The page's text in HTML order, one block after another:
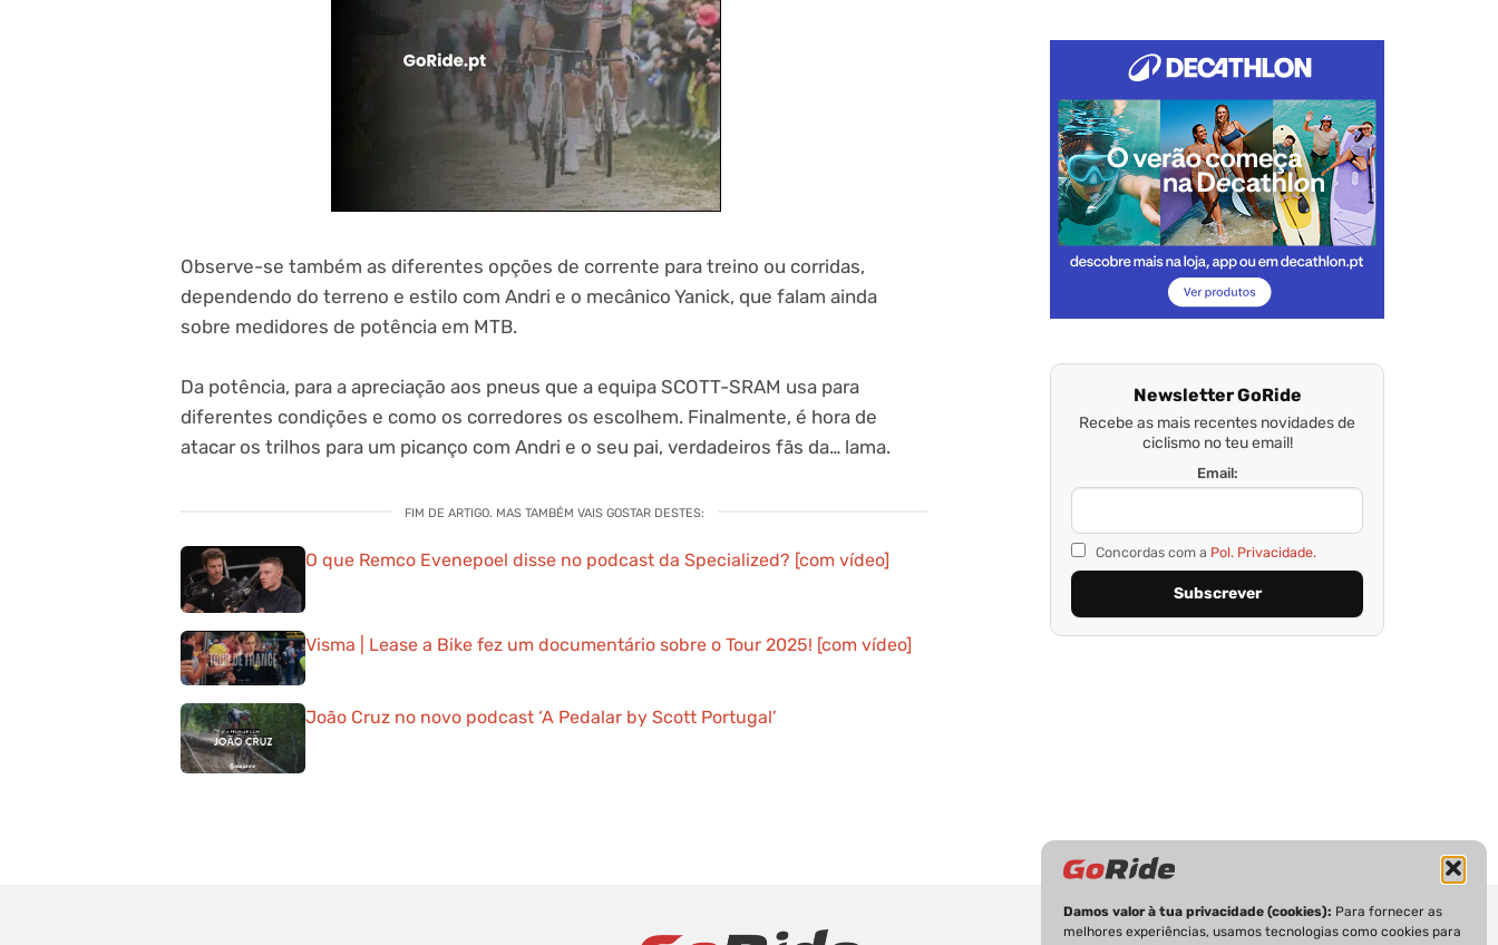
Damos valor à tua privacidade (cookies): Para fornecer as
melhores experiências, usamos tecnologias como cookies para
Observe-se também as diferentes opções de corrente para treino ou corridas,
dependendo do terreno e estilo com Andri e o mecânico Yanick, que falam ainda
sobre medidores de potência em MTB.
Da potência, para a apreciação aos pneus que a equipa SCOTT-SRAM usa para
diferentes condições e como os corredores os escolhem. Finalmente, é hora de
atacar os trilhos para um picanço com Andri e o seu pai, verdadeiros fãs da… lama.
FIM DE ARTIGO. MAS TAMBÉM VAIS GOSTAR DESTES:
O que Remco Evenepoel disse no podcast da Specialized? [com vídeo]
Visma | Lease a Bike fez um documentário sobre o Tour 2025! [com vídeo]
João Cruz no novo podcast ‘A Pedalar by Scott Portugal’
Newsletter GoRide
Recebe as mais recentes novidades de
ciclismo no teu email!
Email:
Concordas com a Pol. Privacidade.